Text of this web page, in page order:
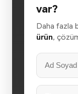
var?
Daha fazla
ürün,